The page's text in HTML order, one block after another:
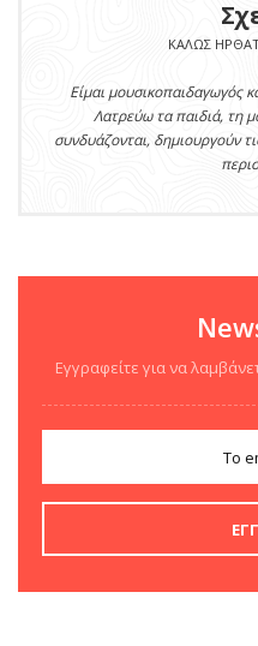
ΚΑΛΏΣ
Είμαι μουσικοπαιδαγωγός
Λατρεύω τα παιδιά, τη
συνδυάζονται, δημιουργούν
Εγγραφείτε για να
Ανάμεσα σε παραλίες και
πάντα εκείνη η στιγμή που το
Read More